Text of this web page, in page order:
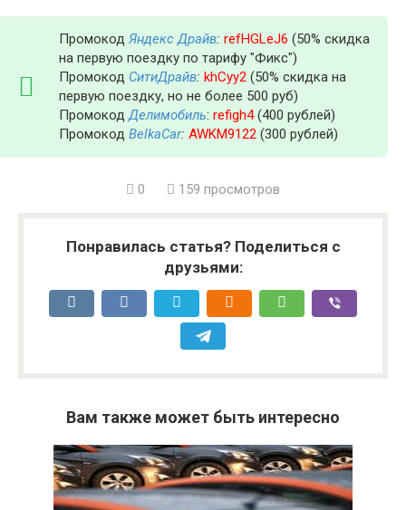
Промокод Яндекс Драйв: refHGLeJ6 (50% скидка
на первую поездку по тарифу "Фикс")
Промокод СитиДрайв: khCyy2 (50% скидка на
первую поездку, но не более 500 руб)
ПромокодДелимобиль: refigh4(400 рублей)
Промокод BelkaCar: AWKM9122 (300 рублей)
0 159 просмотров
Понравилась статья? Поделиться с
друзьями:
Вам также может быть интересно